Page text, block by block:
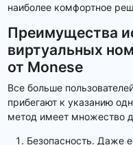
наиболее комфортное
Преимущества
виртуальных
от Monese
Все больше
прибегают к указанию
метод имеет множество
Безопасность. Даже